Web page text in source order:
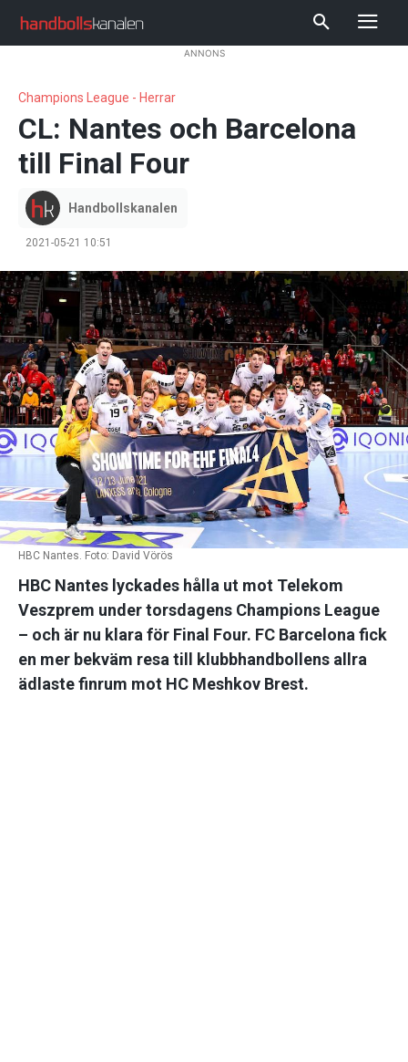
ANNONS
Champions League - Herrar
CL: Nantes och Barcelona
till Final Four
Handbollskanalen
2021-05-21 10:51
HBC Nantes. Foto: David Vörös
HBC Nantes lyckades hålla ut mot Telekom
Veszprem under torsdagens Champions League
– och är nu klara för Final Four. FC Barcelona fick
en mer bekväm resa till klubbhandbollens allra
ädlaste finrum mot HC Meshkov Brest.